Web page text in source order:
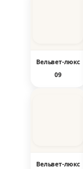
Вельвет-люкс
09
Вельвет-люкс